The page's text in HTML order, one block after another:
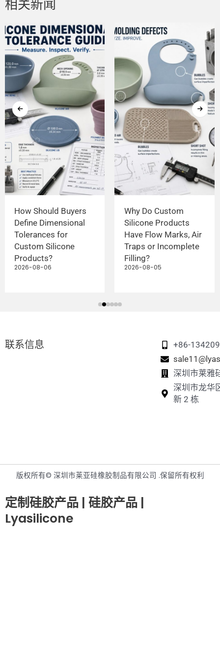
相关新闻
How Should Buyers
Define Dimensional
Tolerances for
Custom Silicone
Products?
2026-08-06
Why Do Custom
Silicone Products
Have Flow Marks, Air
Traps or Incomplete
Filling?
2026-08-05
联系信息
+86-
深圳市莱雅
深圳市龙华
新 2 栋
版权所有© 深圳市莱亚硅橡胶制品有限公司 .保留所有权利
定制硅胶产品 | 硅胶产品 |
Lyasilicone